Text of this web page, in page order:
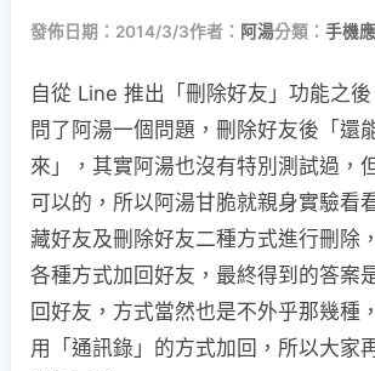
發佈日期：2014/3/3作者： 阿湯分類： 手機
自從 Line 推出「刪除好友」功能之
問了阿湯一個問題，刪除好友後「還
來」，其實阿湯也沒有特別測試過，
可以的，所以阿湯甘脆就親身實驗看
藏好友及刪除好友二種方式進行刪除
各種方式加回好友，最終得到的答案
回好友，方式當然也是不外乎那幾種
用「通訊錄」的方式加回，所以大家